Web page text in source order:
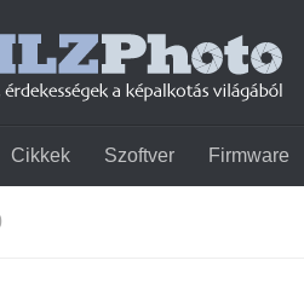
Cikkek Szoftver Firmware